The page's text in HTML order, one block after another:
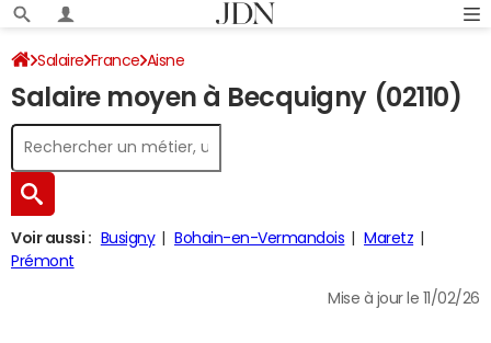
Salaire France Aisne
Salaire moyen à Becquigny (02110)
Voir aussi : Busigny Bohain-en-Vermandois
Maretz
Prémont
Mise à jour le 11/02/26